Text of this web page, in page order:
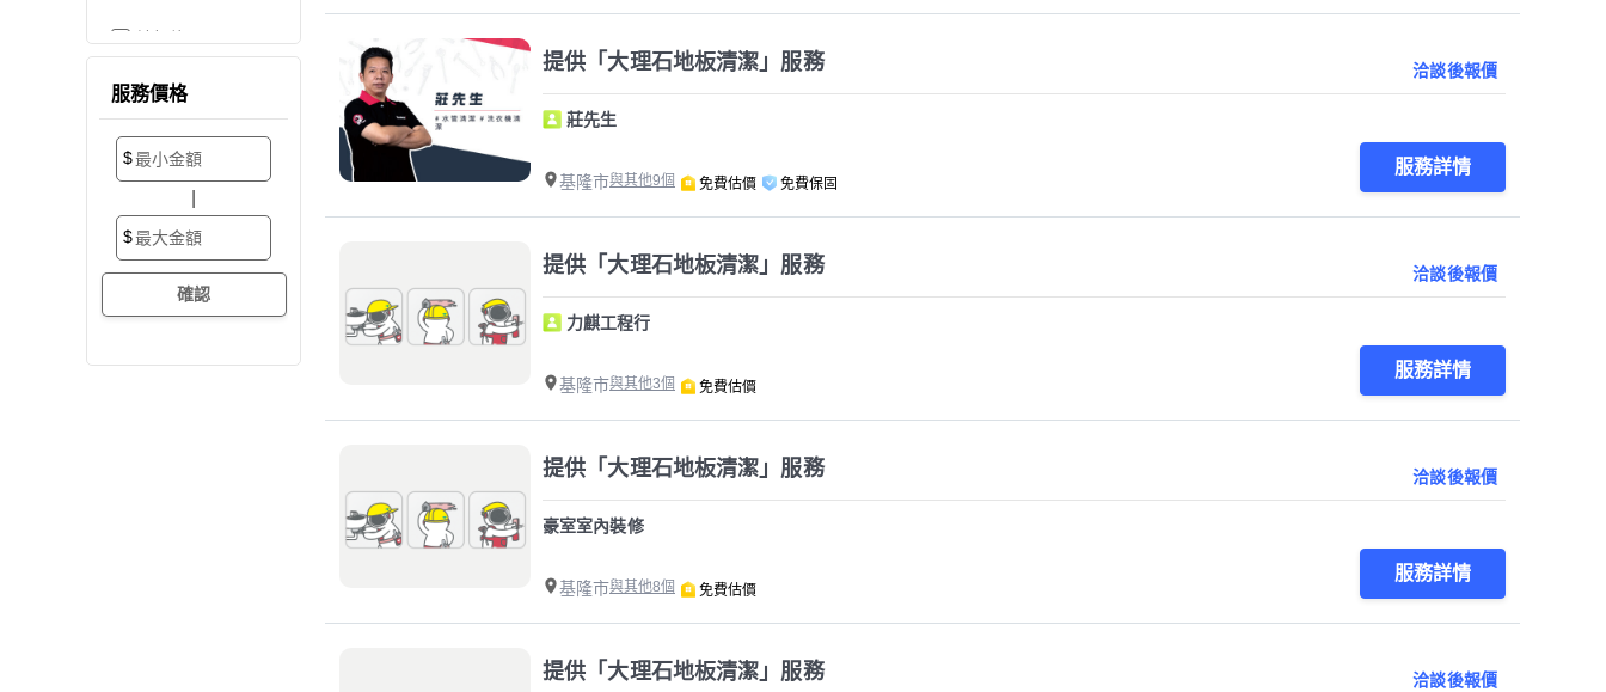
地板維修
地板拋光打蠟
地板防滑施工
塑膠地板工程
實木地板
服務價格
$
$
提供「大理石地板清潔」服務 洽談後報價
莊先生
基隆市與其他9個 免費估價 免費保固
服務詳情
提供「大理石地板清潔」服務 洽談後報價
力麒工程行
基隆市與其他3個 免費估價
服務詳情
提供「大理石地板清潔」服務 洽談後報價
豪室室內裝修
基隆市與其他8個 免費估價
服務詳情
提供「大理石地板清潔」服務 洽談後報價